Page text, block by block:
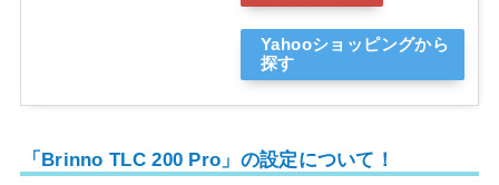
Yahooショッピングから
探す
「Brinno TLC 200 Pro」の設定について！